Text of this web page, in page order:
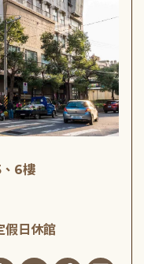
6樓
假日休館